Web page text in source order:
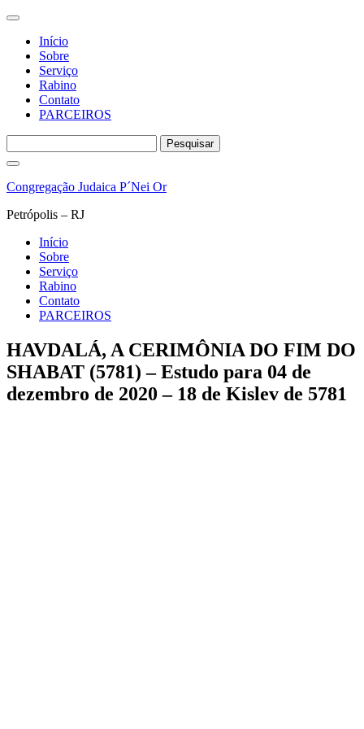
Início
Sobre
Serviço
Rabino
Contato
PARCEIROS
por:
Pular
o
Congregação Judaica P´Nei Or
Petrópolis – RJ
Início
Sobre
Serviço
Rabino
Contato
PARCEIROS
HAVDALÁ, A CERIMÔNIA DO FIM DO
SHABAT (5781) – Estudo para 04 de
dezembro de 2020 – 18 de Kislev de 5781